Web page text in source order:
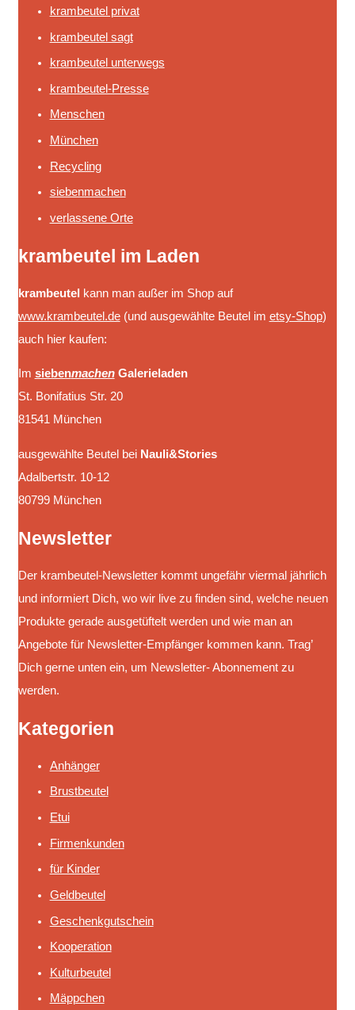
krambeutel privat
krambeutel sagt
krambeutel unterwegs
krambeutel-Presse
Menschen
München
Recycling
siebenmachen
verlassene Orte
krambeutel im Laden
krambeutel
kann man außer im Shop auf
www.krambeutel.de(und ausgewählte Beutel im etsy-Shop)
auch hier kaufen:
Im siebenmachenGalerieladen
St. Bonifatius Str. 20
81541 München
ausgewählte Beutel bei Nauli&Stories
Adalbertstr. 10-12
80799 München
Newsletter
Der krambeutel-Newsletter kommt ungefähr viermal jährlich
und informiert Dich, wo wir live zu finden sind, welche neuen
Produkte gerade ausgetüftelt werden und wie man an
Angebote für Newsletter-Empfänger kommen kann. Trag’
Dich gerne unten ein, um Newsletter- Abonnement zu
werden.
Kategorien
Anhänger
Brustbeutel
Etui
Firmenkunden
für Kinder
Geldbeutel
Geschenkgutschein
Kooperation
Kulturbeutel
Mäppchen